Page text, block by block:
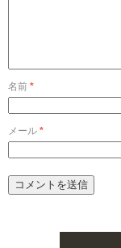
名前 *
メール *